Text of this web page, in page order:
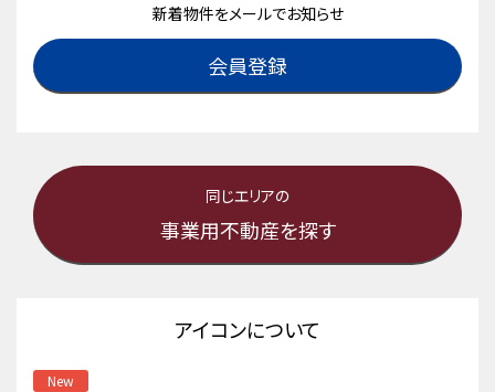
新着物件をメールでお知らせ
会員登録
同じエリアの
事業用不動産を探す
アイコンについて
New